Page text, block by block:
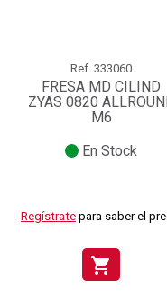
Ref. 333060
FRESA MD CILIND
ZYAS 0820
M6
En Stock
Regístrate para saber el
shopping_cart